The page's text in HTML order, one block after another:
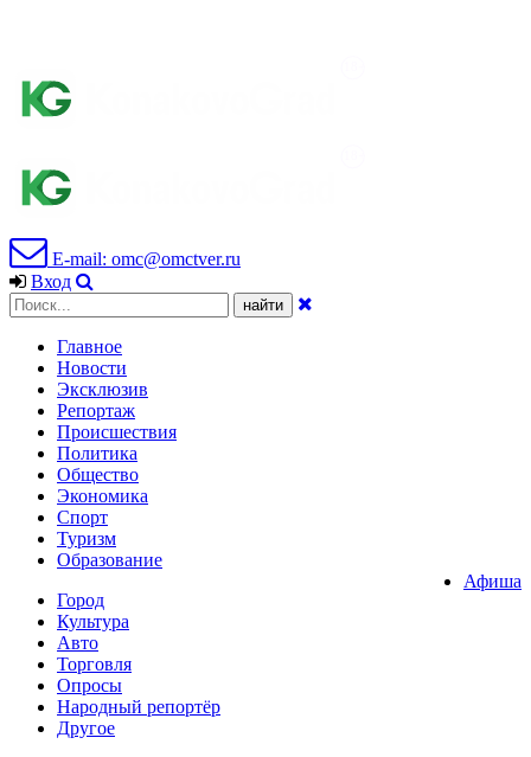
E-mail: omc@omctver.ru
Вход
Главное
Новости
Эксклюзив
Репортаж
Происшествия
Политика
Общество
Экономика
Спорт
Туризм
Образование
Афиша
Город
Культура
Авто
Торговля
Опросы
Народный репортёр
Другое